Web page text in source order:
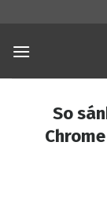
content
So